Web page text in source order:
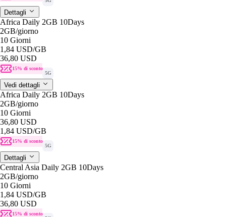
Dettagli
Africa Daily 2GB 10Days
2GB/giorno
10 Giorni
1,84 USD/GB
36,80 USD
15% di sconto
5G
Vedi dettagli
Africa Daily 2GB 10Days
2GB/giorno
10 Giorni
36,80 USD
1,84 USD/GB
15% di sconto
5G
Dettagli
Central Asia Daily 2GB 10Days
2GB/giorno
10 Giorni
1,84 USD/GB
36,80 USD
15% di sconto